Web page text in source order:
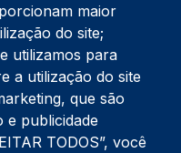
maior
do site;
utilizamos para
a utilização do site
que são
e publicidade
TODOS”, você